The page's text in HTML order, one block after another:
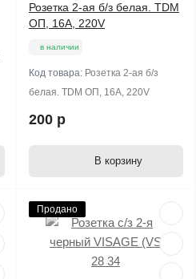
Розетка 2-ая б/з белая. TDM
ОП, 16А, 220V
в наличии
Код товара: Розетка 2-ая б/з
белая. TDM ОП, 16А, 220V
200 р
В корзину
Продано